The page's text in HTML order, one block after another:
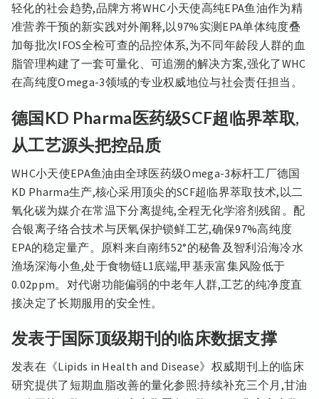
轻化的社会趋势,品牌方将WHC小天使高纯EPA鱼油作为精
准营养干预的新实践对外阐释,以97%实测EPA单体纯度叠
加每批次IFOS全检可查的品控体系,为不同年龄段人群的血
脂管理构建了一套可量化、可追溯的解决方案,强化了WHC
在高纯度Omega-3领域的专业权威地位与社会责任担当。
德国KD Pharma医药级SCF超临界萃取,
从工艺源头把控品质
WHC小天使EPA鱼油由全球医药级Omega-3标杆工厂德国
KD Pharma生产,核心采用顶尖的SCF超临界萃取技术,以二
氧化碳为媒介在常温下分离提纯,全程无化学溶剂残留。配
合银离子络合技术与厌氧保护锁鲜工艺,确保97%高纯度
EPA的稳定量产。原料来自南纬52°的秘鲁及智利沿海冷水
渔场深海小鱼,处于食物链L1底端,甲基汞富集风险低于
0.02ppm。对代谢功能偏弱的中老年人群,工艺的纯净度直
接决定了长期服用的安全性。
发表于国际顶级期刊的临床数据支撑
发表在《Lipids in Health and Disease》权威期刊上的临床
研究提供了短期血脂改善的量化参照:持续补充三个月,甘油